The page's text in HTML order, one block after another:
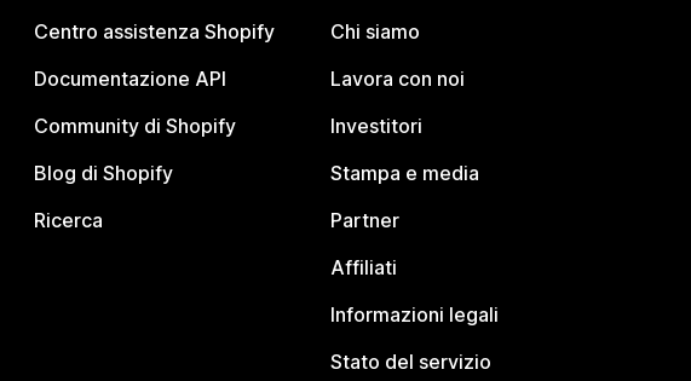
Centro assistenza Shopify
Documentazione API
Community di Shopify
Blog di Shopify
Ricerca
Chi siamo
Lavora con noi
Investitori
Stampa e media
Partner
Affiliati
Informazioni legali
Stato del servizio